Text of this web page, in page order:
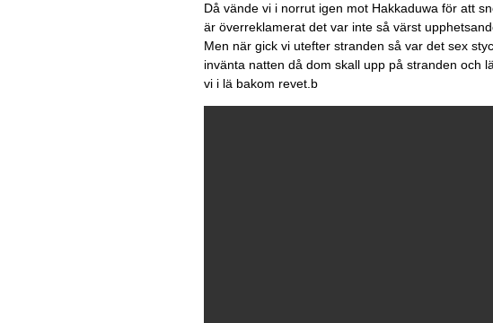
Då vände vi i norrut igen mot Hakkaduwa för att
är överreklamerat det var inte så värst
Men när gick vi utefter stranden så var det sex
invänta natten då dom skall upp på stranden och
vi i lä bakom revet.b